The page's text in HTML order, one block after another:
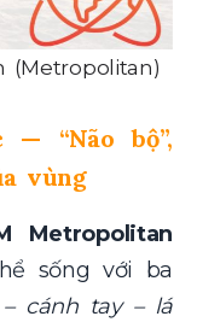
— “Não bộ”,
vùng
Metropolitan
sống với ba
– cánh tay – lá